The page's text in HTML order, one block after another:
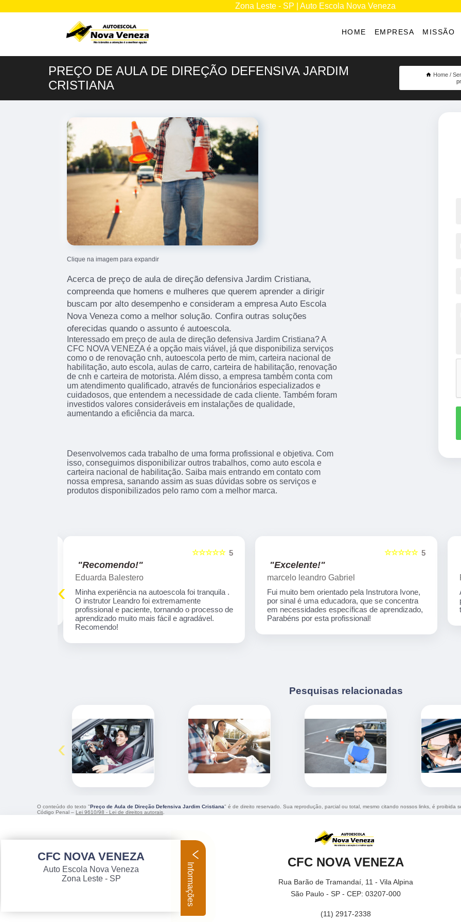
Zona Leste - SP | Auto Escola Nova Veneza
HOME EMPRESA MISSÃO
PREÇO DE AULA DE DIREÇÃO DEFENSIVA JARDIM
CRISTIANA
Home
Clique na imagem para expandir
Acerca de preço de aula de direção defensiva Jardim Cristiana,
compreenda que homens e mulheres que querem aprender a dirigir
buscam por alto desempenho e consideram a empresa Auto Escola
Nova Veneza como a melhor solução. Confira outras soluções
oferecidas quando o assunto é autoescola.
Interessado em preço de aula de direção defensiva Jardim Cristiana? A
CFC NOVA VENEZA é a opção mais viável, já que disponibiliza serviços
como o de renovação cnh, autoescola perto de mim, carteira nacional de
habilitação, auto escola, aulas de carro, carteira de habilitação, renovação
de cnh e carteira de motorista. Além disso, a empresa também conta com
um atendimento qualificado, através de funcionários especializados e
cuidadosos, que entendem a necessidade de cada cliente. Também foram
investidos valores consideráveis em instalações de qualidade,
aumentando a eficiência da marca.
Desenvolvemos cada trabalho de uma forma profissional e objetiva. Com
isso, conseguimos disponibilizar outros trabalhos, como auto escola e
carteira nacional de habilitação. Saiba mais entrando em contato com
nossa empresa, sanando assim as suas dúvidas sobre os serviços e
produtos disponibilizados pelo ramo com a melhor marca.
5
☆☆☆☆☆
"Excelente!"
marcelo leandro Gabriel
Fui muito bem orientado pela Instrutora Ivone,
por sinal é uma educadora, que se concentra
em necessidades específicas de aprendizado,
Parabéns por esta profissional!
5
☆☆☆☆☆
"Indico!!!"
Rafaela Silva
Auto escola nota 1000 em todos os processos
para habilitação! Desde o início até o final tive
todo suporte necessário...Super recomendo!
‹
‹
Código Penal –
Lei 9610/98 - Lei de direitos autorais
São Paulo - SP - CEP: 03207-000
(11) 98125-2401
CFC NOVA VENEZA
Auto Escola Nova Veneza
Zona Leste - SP
Informações